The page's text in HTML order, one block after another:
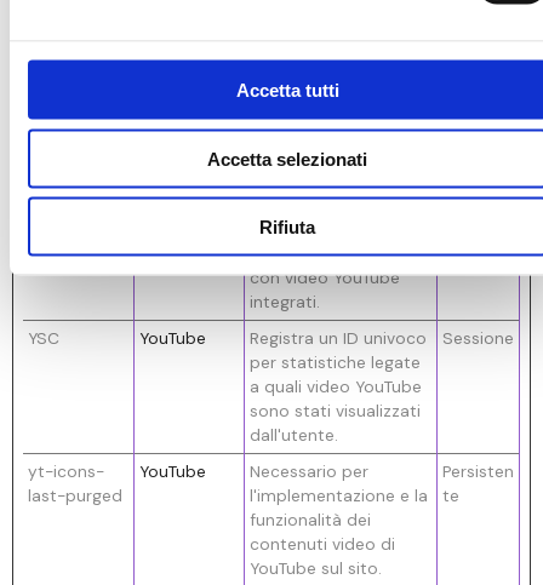
Accetta tutti
Accetta selezionati
Rifiuta
l'interazione
dell'utente con i
VISITOR_INF
O1_LIVE
YouTube
Prova a stimare la
velocità della
connessione
dell'utente su pagine
con video YouTube
integrati.
180
giorni
YSC YouTube
Registra un ID univoco
per statistiche legate
a quali video YouTube
sono stati visualizzati
dall'utente.
Sessione
yt-icons-
last-purged
YouTube
Necessario per
l'implementazione e la
funzionalità dei
contenuti video di
YouTube sul sito.
Persisten
te